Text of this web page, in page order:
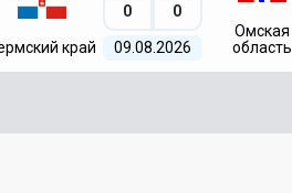
край
0 0
09.08.2026
Омская
область